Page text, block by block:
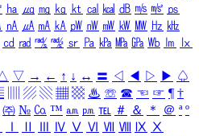
㏊ ㎍ ㎎ ㎏ ㏏ ㎈ ㎉ ㏈ ㎧ ㎨ ㎰
㎁ ㎂ ㎃ ㎄ ㎺ ㎻ ㎽ ㎾ ㎿ ㎐ ㎑
㏅ ㎭ ㎮ ㎯ ㏛ ㎩ ㎪ ㎫ ㎬ ㏝ ㏐
㏓
▽ → ← ↑ ↓ ↔ 〓 ◁ ◀ ▷ ▶ ♤
▨ ▧ ▦ ▩ ♨ ☏ ☎ ☜ ☞ ¶ †
㈜ № ㏇ ™ ㏂ ㏘ ℡ ＃ ＆ ＊ ＠ ª º
Ⅳ Ⅴ Ⅵ Ⅶ Ⅷ Ⅸ Ⅹ